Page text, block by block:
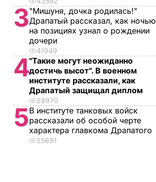
3"Мишуня, дочка родилась!"
Драпатый рассказал, как ночью
на позициях узнал о рождении
дочери
41949
4"Такие могут неожиданно
достичь высот". В военном
институте рассказали, как
Драпатый защищал диплом
28970
5В институте танковых войск
рассказали об особой черте
характера главкома Драпатого
25691